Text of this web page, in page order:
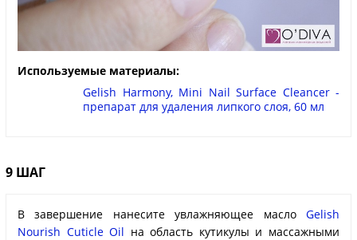
Используемые материалы:
Gelish Harmony, Mini Nail Surface Cleancer -
препарат для удаления липкого слоя, 60 мл
9 ШАГ
В завершение нанесите увлажняющее масло Gelish
Nourish Cuticle Oil на область кутикулы и массажными